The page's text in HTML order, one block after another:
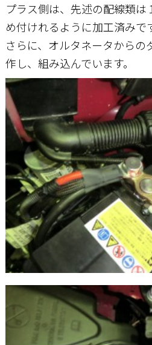
プラス側は、先述の配線類
め付けれるように加工済みで
さらに、オルタネータからの
作し、組み込んでいます。